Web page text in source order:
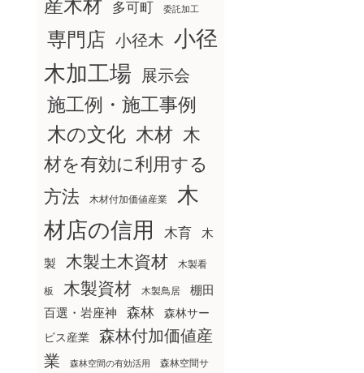
産木材 多可町 委託加工
専門店 小径木 小径
木加工場
展示会
施工例・施工事例
木の文化 木材 木
材を有効に利用する
方法
木材付加価値産業
木
材店の信用
木育 木
製 木製土木資材 木製看
板 木製資材 木製鳥居
棚田
百選・岩座神
森林
森林サー
ビス産業
森林付加価値産
業
森林空間の有効活用
森林空間サ